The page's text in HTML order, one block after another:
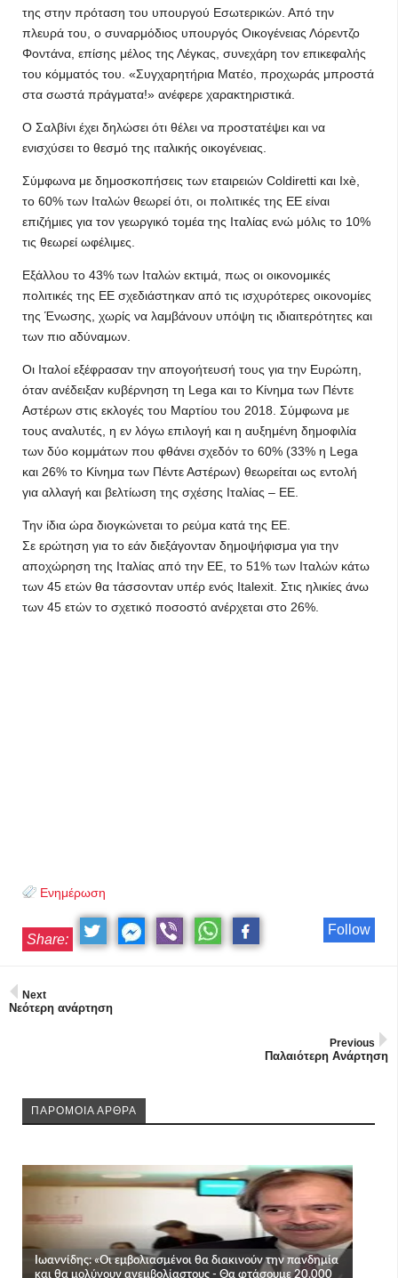
της στην πρόταση του υπουργού Εσωτερικών. Από την
πλευρά του, ο συναρμόδιος υπουργός Οικογένειας Λόρεντζο
Φοντάνα, επίσης μέλος της Λέγκας, συνεχάρη τον επικεφαλής
του κόμματός του. «Συγχαρητήρια Ματέο, προχωράς μπροστά
στα σωστά πράγματα!» ανέφερε χαρακτηριστικά.
Ο Σαλβίνι έχει δηλώσει ότι θέλει να προστατέψει και να
ενισχύσει το θεσμό της ιταλικής οικογένειας.
Σύμφωνα με δημοσκοπήσεις των εταιρειών Coldiretti και Ixè,
το 60% των Ιταλών θεωρεί ότι, οι πολιτικές της ΕΕ είναι
επιζήμιες για τον γεωργικό τομέα της Ιταλίας ενώ μόλις το 10%
τις θεωρεί ωφέλιμες.
Εξάλλου το 43% των Ιταλών εκτιμά, πως οι οικονομικές
πολιτικές της ΕΕ σχεδιάστηκαν από τις ισχυρότερες οικονομίες
της Ένωσης, χωρίς να λαμβάνουν υπόψη τις ιδιαιτερότητες και
των πιο αδύναμων.
Οι Ιταλοί εξέφρασαν την απογοήτευσή τους για την Ευρώπη,
όταν ανέδειξαν κυβέρνηση τη Lega και τo Κίνημα των Πέντε
Αστέρων στις εκλογές του Μαρτίου του 2018. Σύμφωνα με
τους αναλυτές, η εν λόγω επιλογή και η αυξημένη δημοφιλία
των δύο κομμάτων που φθάνει σχεδόν το 60% (33% η Lega
και 26% το Κίνημα των Πέντε Αστέρων) θεωρείται ως εντολή
για αλλαγή και βελτίωση της σχέσης Ιταλίας – ΕΕ.
Την ίδια ώρα διογκώνεται το ρεύμα κατά της ΕΕ.
Σε ερώτηση για το εάν διεξάγονταν δημοψήφισμα για την
αποχώρηση της Ιταλίας από την ΕΕ, το 51% των Ιταλών κάτω
των 45 ετών θα τάσσονταν υπέρ ενός Italexit. Στις ηλικίες άνω
των 45 ετών το σχετικό ποσοστό ανέρχεται στο 26%.
Ενημέρωση
Follow
Share:
Next
Νεότερη ανάρτηση
Previous
Παλαιότερη Ανάρτηση
ΠΑΡΟΜΟΙΑ ΑΡΘΡΑ